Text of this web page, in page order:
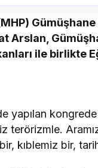
Arslan,
ile birlikte
yapılan
terörizmle.
kıblemiz bir,